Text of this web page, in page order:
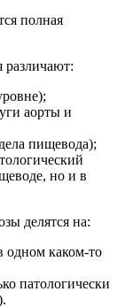
полная
различают:
аорты и
пищевода);
но и в
делятся на:
одном каком-то
патологически